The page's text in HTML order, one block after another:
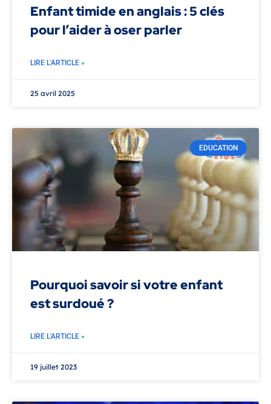
Enfant timide en anglais : 5 clés
pour l’aider à oser parler
LIRE L'ARTICLE »
25 avril 2025
EDUCATION
Pourquoi savoir si votre enfant
est surdoué ?
LIRE L'ARTICLE »
19 juillet 2023